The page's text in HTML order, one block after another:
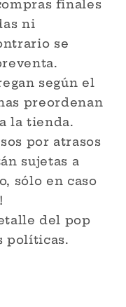
finales
ni
se
según el
preordenan
la tienda.
por atrasos
sujetas a
sólo en caso
del pop
políticas.